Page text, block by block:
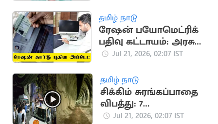
தமிழ் நாடு
ரேஷன் பயோமெட்ரிக்
பதிவு கட்டாயம்: அரசு
எச்சரிக்கை
Jul 21, 2026, 02:07 IST
தமிழ் நாடு
சிக்கிம் சுரங்கப்பாதை
விபத்து: 7
தொழிலாளர்கள்
Jul 21, 2026, 02:07 IST